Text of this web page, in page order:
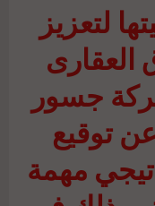
لتعزيز
جسور
توقيع
مهمة